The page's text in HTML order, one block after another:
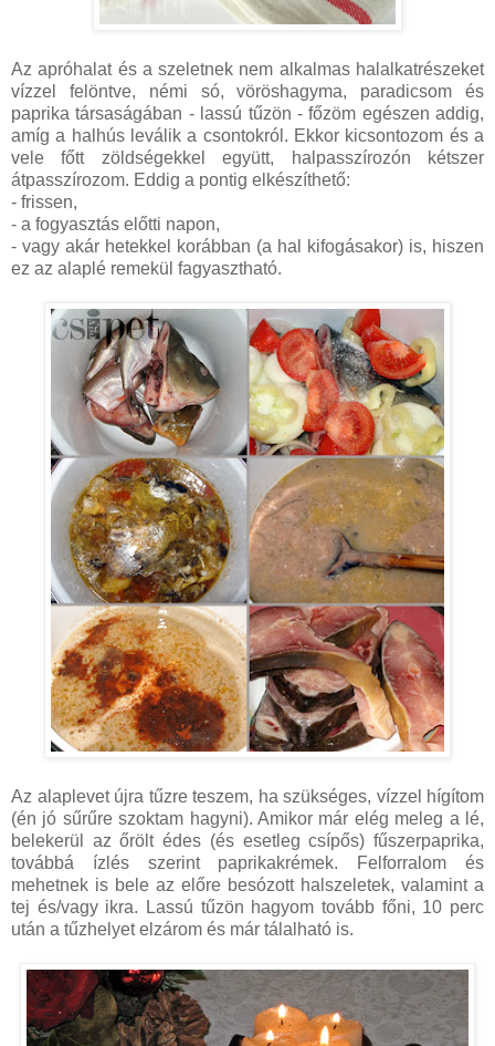
Az apróhalat és a szeletnek nem alkalmas halalkatrészeket
vízzel felöntve, némi só, vöröshagyma, paradicsom és
paprika társaságában - lassú tűzön - főzöm egészen addig,
amíg a halhús leválik a csontokról. Ekkor kicsontozom és a
vele főtt zöldségekkel együtt, halpasszírozón kétszer
átpasszírozom. Eddig a pontig elkészíthető:
- frissen,
- a fogyasztás előtti napon,
- vagy akár hetekkel korábban (a hal kifogásakor) is, hiszen
ez az alaplé remekül fagyasztható.
Az alaplevet újra tűzre teszem, ha szükséges, vízzel hígítom
(én jó sűrűre szoktam hagyni). Amikor már elég meleg a lé,
belekerül az őrölt édes (és esetleg csípős) fűszerpaprika,
továbbá ízlés szerint paprikakrémek. Felforralom és
mehetnek is bele az előre besózott halszeletek, valamint a
tej és/vagy ikra. Lassú tűzön hagyom tovább főni, 10 perc
után a tűzhelyet elzárom és már tálalható is.